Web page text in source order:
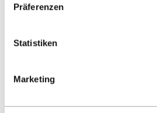
Präferenzen
Statistiken
Marketing
MHP
GmbH